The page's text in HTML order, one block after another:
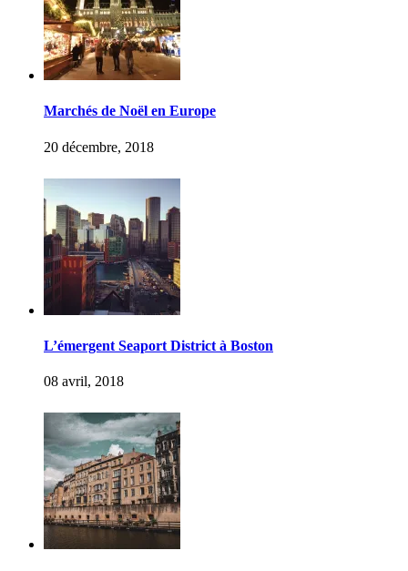
Marchés de Noël en Europe
20 décembre, 2018
L’émergent Seaport District à Boston
08 avril, 2018